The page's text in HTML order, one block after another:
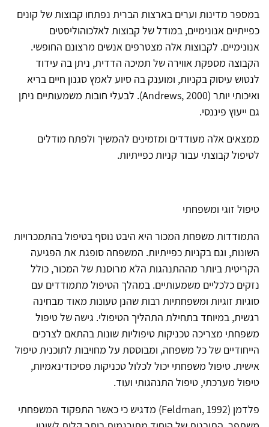
במספר מדינות וערים בארצות הברית נפתחו קבוצות של קונים
כפייתיים אנונימיים, במודל של קבוצות לאלכוהוליסטים
אנונימיים. לקבוצות אלה מצטרפים אנשים מרצונם החופשי.
הקבוצה מספקת אווירה של תמיכה הדדית, ניתן בה עידוד
לנטוש עיסוק בקניות, ומוענק בה סיוע לאמץ סגנון חיים בריא
ואיכותי יותר (Andrews, 2000). לבעלי חובות משמעותיים ניתן
גם ייעוץ פיננסי.
ממצאים אלה מעודדים ומזמינים להמשיך ולפתח מודלים
לטיפול קבוצתי עבור קניות כפייתיות.
טיפול זוגי ומשפחתי
התמודדות משפחת המכור היא היבט נוסף בטיפול בהתמכרויות
השונות, וגם בקניות כפייתיות. המשפחה סופגת את הפגיעה
הקריטית ביותר מההתנהגות הלא מרוסנת של המכור, כולל
נזקים כלכליים משמעותיים. במהלך הטיפול מתמודדים עם
סוגיות זוגיות ומשפחתיות רבות שהנן טעונות מאוד מבחינה
רגשית, במיוחד בתחילת התהליך הטיפולי. גישה של טיפול
משפחתי מצריכה טכניקות טיפוליות שונות בהתאם לצרכים
הייחודיים של כל משפחה, ומבוססת על מחויבות לתוכנית טיפול
אישית. טיפול משפחתי יכול לכלול טכניקות פסיכודינאמיות,
טיפול מערכתי, טיפול התנהגותי ועוד.
פלדמן (Feldman, 1992) מדגיש כי כאשר התפקוד המשפחתי